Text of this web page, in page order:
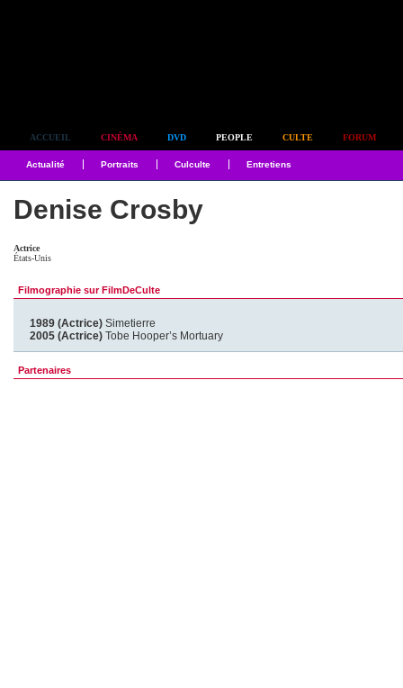
ACCUEIL CINÉMA DVD PEOPLE CULTE FORUM
Actualité Portraits Culculte Entretiens
Denise Crosby
Actrice
États-Unis
Filmographie sur FilmDeCulte
1989 (Actrice) Simetierre
2005 (Actrice) Tobe Hooper’s Mortuary
Partenaires